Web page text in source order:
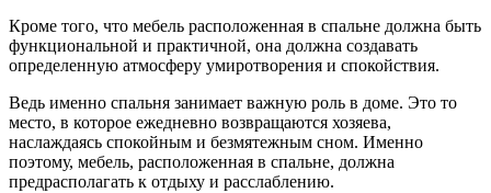
Кроме того, что мебель расположенная в спальне должна быть
функциональной и практичной, она должна создавать
определенную атмосферу умиротворения и спокойствия.
Ведь именно спальня занимает важную роль в доме. Это то
место, в которое ежедневно возвращаются хозяева,
наслаждаясь спокойным и безмятежным сном. Именно
поэтому, мебель, расположенная в спальне, должна
предрасполагать к отдыху и расслаблению.